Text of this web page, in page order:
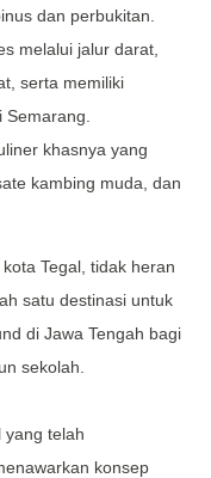
dan perbukitan.
melalui jalur darat,
serta memiliki
khasnya yang
kambing muda, dan
Tegal, tidak heran
satu destinasi untuk
di Jawa Tengah bagi
sekolah.
yang telah
konsep